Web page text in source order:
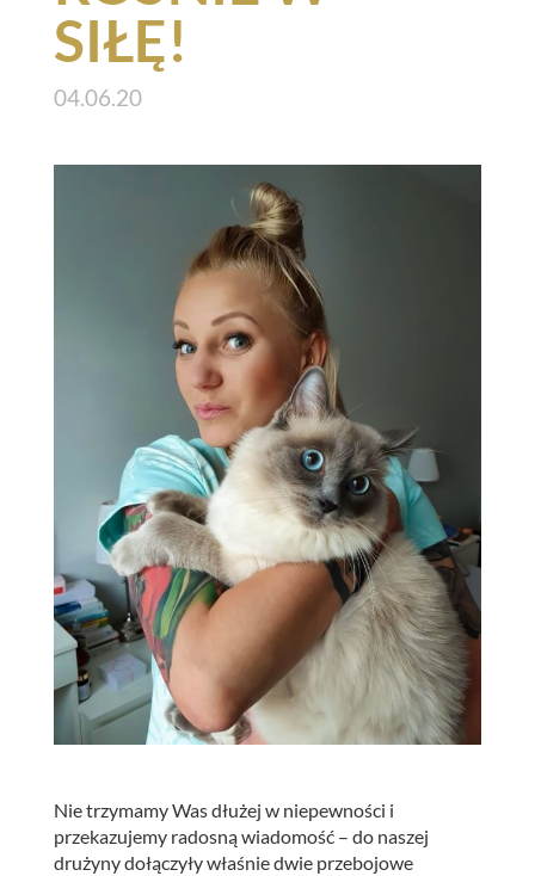
SIŁĘ!
04.06.20
Nie trzymamy Was dłużej w niepewności i
przekazujemy radosną wiadomość – do naszej
drużyny dołączyły właśnie dwie przebojowe